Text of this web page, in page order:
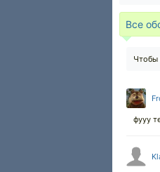
Все
Чтобы
фууу